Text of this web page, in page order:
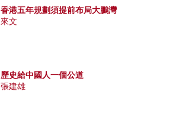
香港五年規劃須提前布局大鵬灣
來文
歷史給中國人一個公道
張建雄